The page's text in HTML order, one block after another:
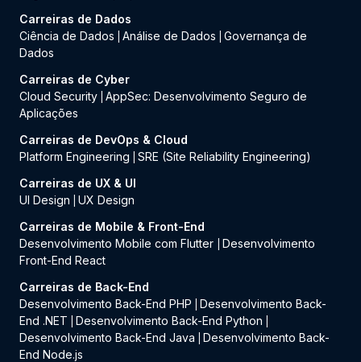
Carreiras de Dados
Ciência de Dados
Análise de Dados
Governança de
Dados
Carreiras de Cyber
Cloud Security AppSec: Desenvolvimento Seguro de
Aplicações
Carreiras de DevOps & Cloud
Platform Engineering
SRE (Site Reliability Engineering)
Carreiras de UX & UI
UI Design
UX Design
Carreiras de Mobile & Front-End
Desenvolvimento Mobile com Flutter
Desenvolvimento
Front-End React
Carreiras de Back-End
Desenvolvimento Back-End PHP
Desenvolvimento Back-
End .NET
Desenvolvimento Back-End Python
Desenvolvimento Back-End Java
Desenvolvimento Back-
End Node.js